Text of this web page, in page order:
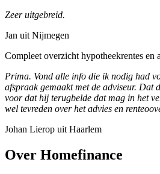
Zeer uitgebreid.
Jan uit Nijmegen
Compleet overzicht hypotheekrentes en
Prima. Vond alle info die ik nodig had
afspraak gemaakt met de adviseur. Dat
voor dat hij terugbelde dat mag in het
wel tevreden over het advies en
Johan Lierop uit Haarlem
Over Homefinance